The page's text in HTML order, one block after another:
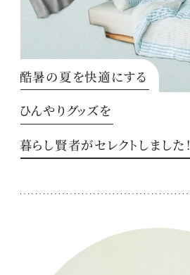
酷暑の夏を快適にする
ひんやりグッズを
暮らし賢者がセレクトしました！